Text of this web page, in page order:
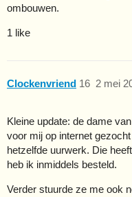
ombouwen.
1 like
Clockenvriend 2 mei
16
Kleine update: de dame
voor mij op internet
hetzelfde uurwerk. Die
heb ik inmiddels besteld.
Verder stuurde ze me ook